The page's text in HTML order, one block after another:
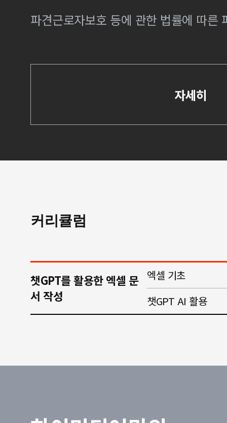
파견근로자보호 등에 관한 법률에 따른
자세히
커리큘럼
챗GPT를 활용한 엑셀 문
서 작성
엑셀 기초
챗GPT AI 활용